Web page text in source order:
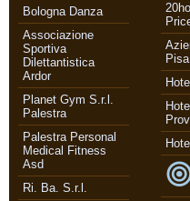
Bologna Danza
Associazione
Sportiva
Dilettantistica
Ardor
Planet Gym S.r.l.
Palestra
Palestra Personal
Medical Fitness
Asd
Ri. Ba. S.r.l.